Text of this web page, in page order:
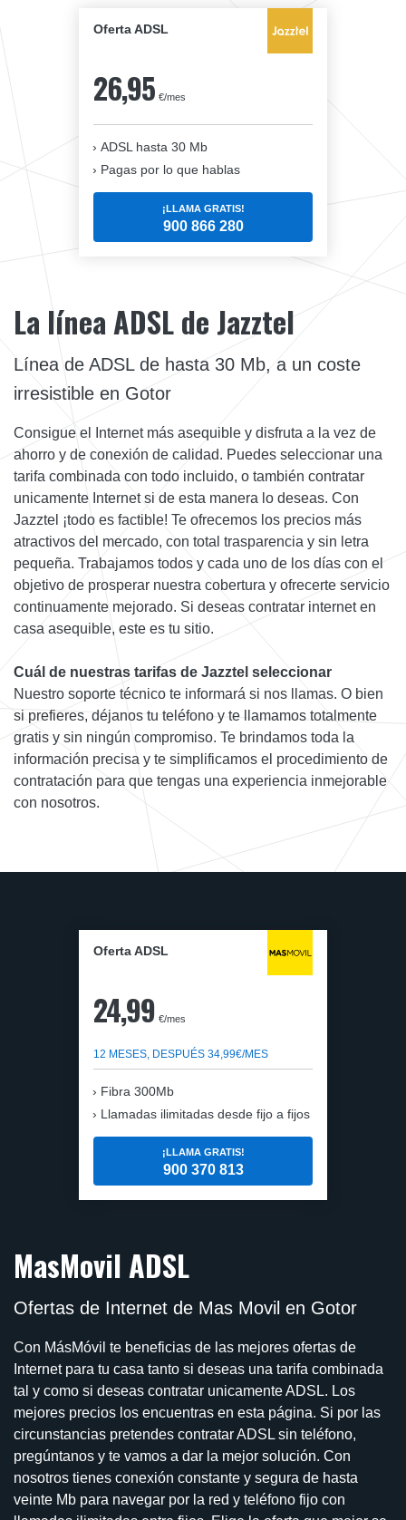
Oferta ADSL
26,95 €/mes
ADSL hasta 30 Mb
Pagas por lo que hablas
¡LLAMA GRATIS!
900 866 280
La línea ADSL de Jazztel
Línea de ADSL de hasta 30 Mb, a un coste
irresistible en Gotor
Consigue el Internet más asequible y disfruta a la vez de
ahorro y de conexión de calidad. Puedes seleccionar una
tarifa combinada con todo incluido, o también contratar
unicamente Internet si de esta manera lo deseas. Con
Jazztel ¡todo es factible! Te ofrecemos los precios más
atractivos del mercado, con total trasparencia y sin letra
pequeña. Trabajamos todos y cada uno de los días con el
objetivo de prosperar nuestra cobertura y ofrecerte servicio
continuamente mejorado. Si deseas contratar internet en
casa asequible, este es tu sitio.
Cuál de nuestras tarifas de Jazztel seleccionar
Nuestro soporte técnico te informará si nos llamas. O bien
si prefieres, déjanos tu teléfono y te llamamos totalmente
gratis y sin ningún compromiso. Te brindamos toda la
información precisa y te simplificamos el procedimiento de
contratación para que tengas una experiencia inmejorable
con nosotros.
Oferta ADSL
24,99 €/mes
12 MESES, DESPUÉS 34,99€/MES
Fibra 300Mb
Llamadas ilimitadas desde fijo a fijos
¡LLAMA GRATIS!
900 370 813
MasMovil ADSL
Ofertas de Internet de Mas Movil en Gotor
Con MásMóvil te beneficias de las mejores ofertas de
Internet para tu casa tanto si deseas una tarifa combinada
tal y como si deseas contratar unicamente ADSL. Los
mejores precios los encuentras en esta página. Si por las
circunstancias pretendes contratar ADSL sin teléfono,
pregúntanos y te vamos a dar la mejor solución. Con
nosotros tienes conexión constante y segura de hasta
veinte Mb para navegar por la red y teléfono fijo con